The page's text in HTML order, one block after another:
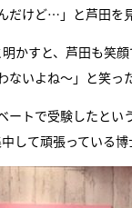
だけど…」と芦田を
かすと、芦田も笑
いよね～」と笑った
ートで受験したと
して頑張っている